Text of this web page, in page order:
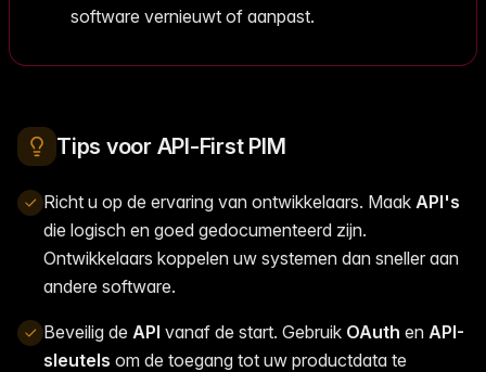
software vernieuwt of aanpast.
Tips voor API-First PIM
Richt u op de ervaring van ontwikkelaars. Maak API's
die logisch en goed gedocumenteerd zijn.
Ontwikkelaars koppelen uw systemen dan sneller aan
andere software.
Beveilig de API vanaf de start. Gebruik OAuth en API-
sleutels om de toegang tot uw productdata te